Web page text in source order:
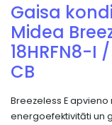
Gaisa
Midea
18HRFN8-I
CB
Breezeless E
energoefektivitāti un